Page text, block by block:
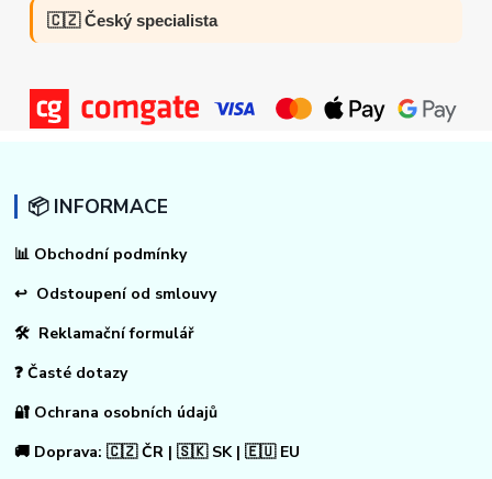
🇨🇿 Český specialista
📦 INFORMACE
📊 Obchodní podmínky
↩ Odstoupení od smlouvy
🛠 Reklamační formulář
❓ Časté dotazy
🔐 Ochrana osobních údajů
🚚 Doprava: 🇨🇿 ČR | 🇸🇰 SK | 🇪🇺 EU